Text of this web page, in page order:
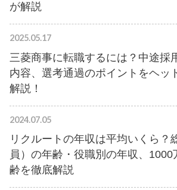
が解説
2025.05.17
三菱商事に転職するには？中途採
内容、選考通過のポイントをヘッ
解説！
2024.07.05
リクルートの年収は平均いくら？
員）の年齢・役職別の年収、
齢を徹底解説